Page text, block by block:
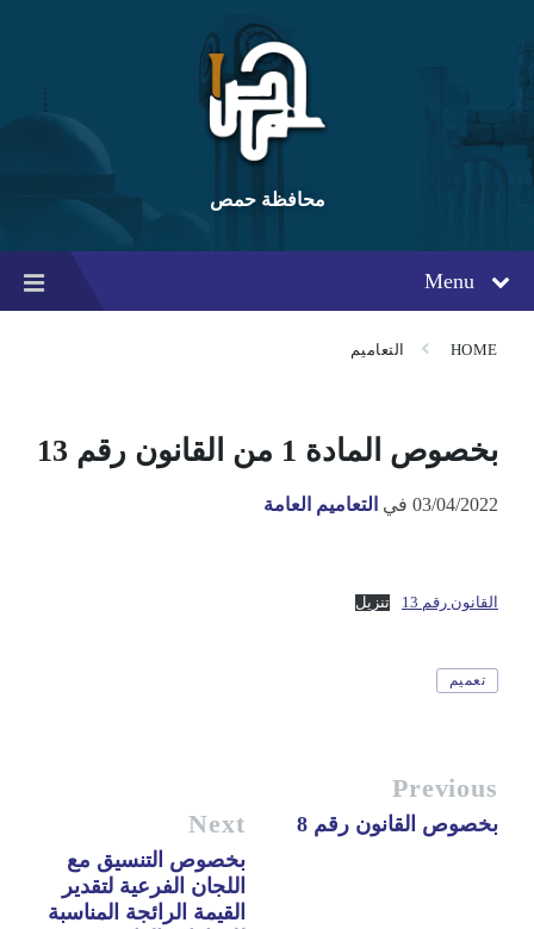
content
main
navigation
footer
محافظة حمص
Menu
HOME التعاميم
بخصوص المادة 1 من القانون رقم 13
03/04/2022 في التعاميم العامة
القانون رقم 13 تنزيل
Tags
تعميم
Previous
بخصوص القانون رقم 8 Next
بخصوص التنسيق مع
اللجان الفرعية لتقدير
القيمة الرائجة المناسبة